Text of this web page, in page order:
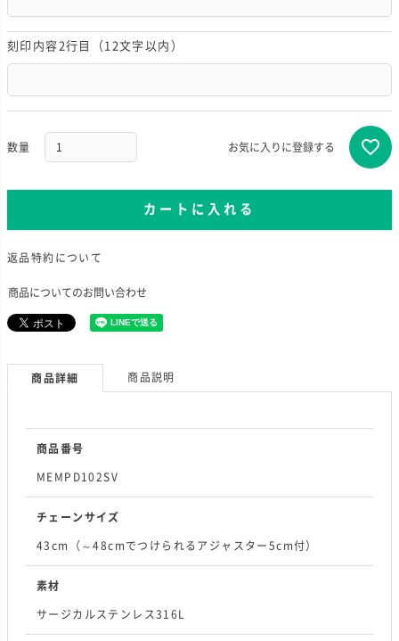
刻印内容2行目（12文字以内）
お気に入りに登録する
カートに入れる
返品特約について
商品についてのお問い合わせ
商品詳細 商品説明
商品番号
MEMPD102SV
チェーンサイズ
43cm（～48cmでつけられるアジャスター5cm付）
素材
サージカルステンレス316L